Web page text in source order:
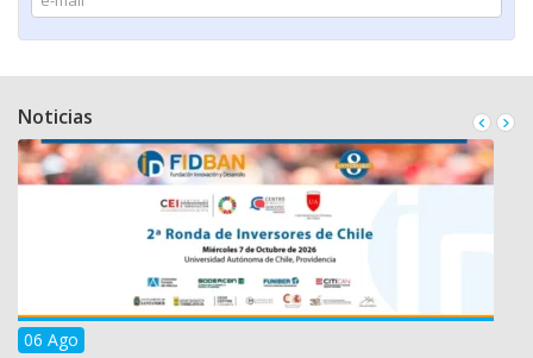
Iberoamericana
(México)
Universidad Europea
Noticias
06 Ago